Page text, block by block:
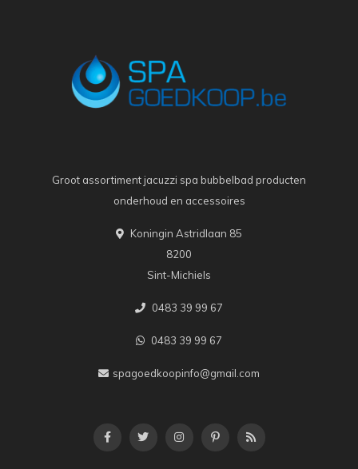
Groot assortiment jacuzzi spa bubbelbad producten
onderhoud en accessoires
Koningin Astridlaan 85
8200
Sint-Michiels
0483 39 99 67
0483 39 99 67
spagoedkoopinfo@gmail.com